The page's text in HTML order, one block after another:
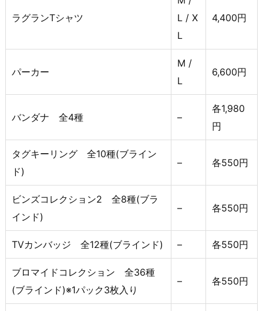
ラグランTシャツ
L / X
L
4,400円
パーカー
M /
L
6,600円
バンダナ 全4種 –
各1,980
円
タグキーリング 全10種(ブライン
ド)
– 各550円
ビンズコレクション2 全8種(ブラ
インド)
– 各550円
TVカンバッジ 全12種(ブラインド) – 各550円
ブロマイドコレクション 全36種
(ブラインド)※1パック3枚入り
– 各550円